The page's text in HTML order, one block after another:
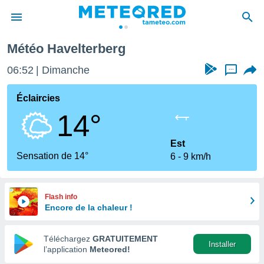
de
en
Météo Havelterberg
06:52 Dimanche ...
Éclaircies
14°
Sensation de 14°
Est
6
9 km/h
Flash info
Encore de la chaleur !
Téléchargez GRATUITEMENT
l’application Meteored!
Installer